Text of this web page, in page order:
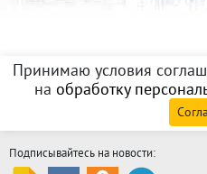
Принимаю условия
на обработку
Подписывайтесь на новости: